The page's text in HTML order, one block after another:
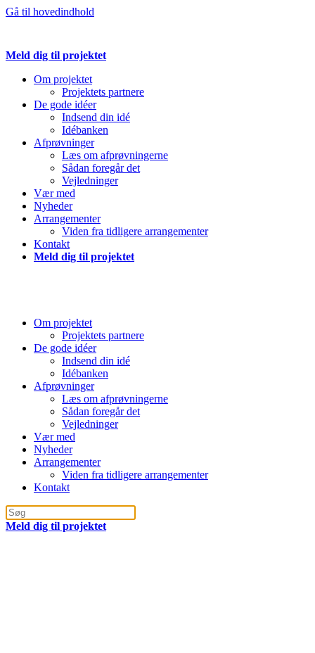
Gå til hovedindhold
Meld dig til projektet
Om projektet
Projektets partnere
De gode idéer
Indsend din idé
Idébanken
Afprøvninger
Læs om afprøvningerne
Sådan foregår det
Vejledninger
Vær med
Nyheder
Arrangementer
Viden fra tidligere arrangementer
Kontakt
Meld dig til projektet
Om projektet
Projektets partnere
De gode idéer
Indsend din idé
Idébanken
Afprøvninger
Læs om afprøvningerne
Sådan foregår det
Vejledninger
Vær med
Nyheder
Arrangementer
Viden fra tidligere arrangementer
Kontakt
Meld dig til projektet